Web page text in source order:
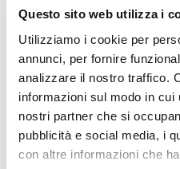
Questo sito web utilizza i
Utilizziamo i cookie per
annunci, per fornire
analizzare il nostro traffico.
informazioni sul modo in
nostri partner che si
pubblicità e social media, i
con altre informazioni che
Ottima esperienza
effettivamente disponibili
sorprese o ritardi. Servizio
Negozio assolutamente
Ciro Pio